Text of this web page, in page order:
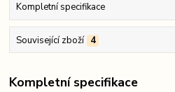
Kompletní specifikace
Související zboží 4
Kompletní specifikace